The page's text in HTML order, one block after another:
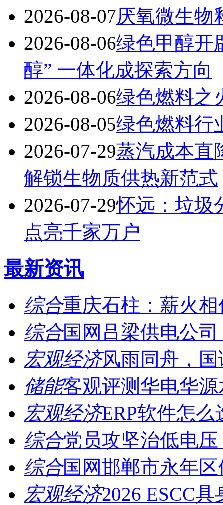
2026-08-07厌氧微生物
2026-08-06绿色甲醇开
醇” 一体化成探索方向
2026-08-06绿色燃料之
2026-08-05绿色燃料行
2026-07-29蒸汽成本直
解锁生物质供热新范式
2026-07-29怀远：垃圾
点亮千家万户
最新资讯
综合重庆石柱：薪火
综合国网吕梁供电公
宏观经济风雨同舟，
储能客观评测华电华
宏观经济ERP软件怎
综合党员攻坚治低电
综合国网邯郸市永年
宏观经济2026 ESCC